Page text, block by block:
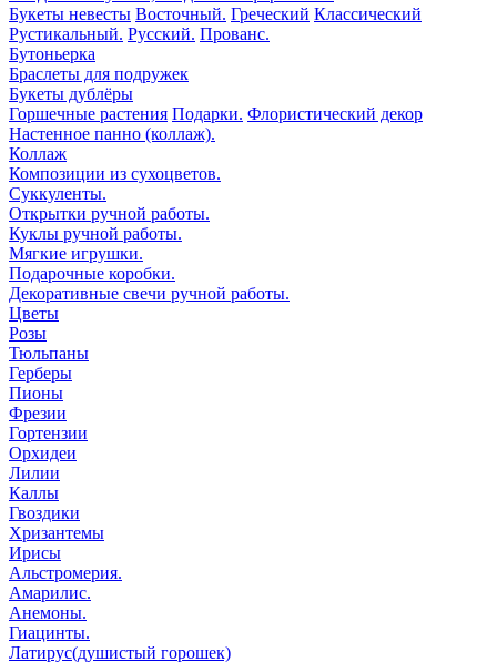
Букеты невесты Восточный. Греческий Классический
Рустикальный. Русский. Прованс.
Бутоньерка
Браслеты для подружек
Букеты дублёры
Горшечные растения Подарки. Флористический декор
Настенное панно (коллаж).
Коллаж
Композиции из сухоцветов.
Суккуленты.
Открытки ручной работы.
Куклы ручной работы.
Мягкие игрушки.
Подарочные коробки.
Декоративные свечи ручной работы.
Цветы
Розы
Тюльпаны
Герберы
Пионы
Фрезии
Гортензии
Орхидеи
Лилии
Каллы
Гвоздики
Хризантемы
Ирисы
Альстромерия.
Амарилис.
Анемоны.
Гиацинты.
Латирус(душистый горошек)